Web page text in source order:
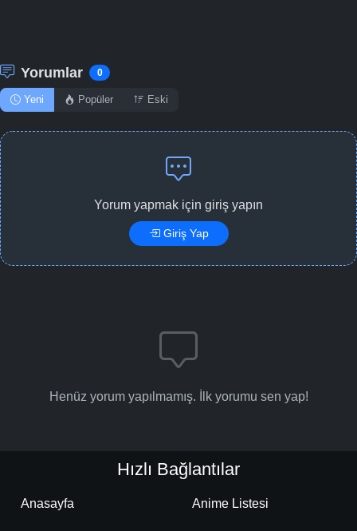
Yorumlar 0
Yeni Popüler Eski
Yorum yapmak için giriş yapın
Giriş Yap
Henüz yorum yapılmamış. İlk yorumu sen yap!
Hızlı Bağlantılar
Anasayfa Anime Listesi